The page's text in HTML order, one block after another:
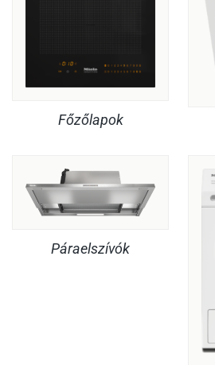
Főzőlapok
Páraelszívók